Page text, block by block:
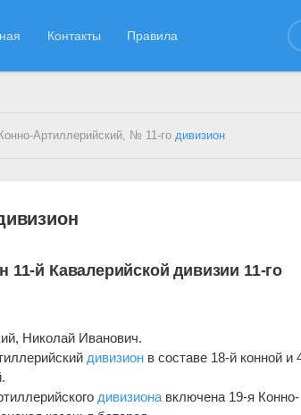
Контакты Правила
Артиллерийский, № 11-годивизион
й Кавалерийской дивизии 11-го
Николай Иванович.
дивизион в составе 18-й конной и
дивизиона включена 19-я Конно-